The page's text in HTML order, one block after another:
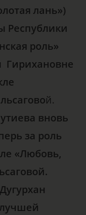
лань»)
Республики
роль»
Гирихановне
й.
вновь
за роль
«Любовь,